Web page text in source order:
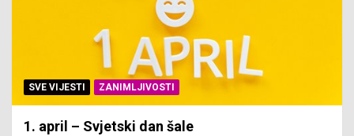
SVE VIJESTI ZANIMLJIVOSTI
1. april – Svjetski dan šale